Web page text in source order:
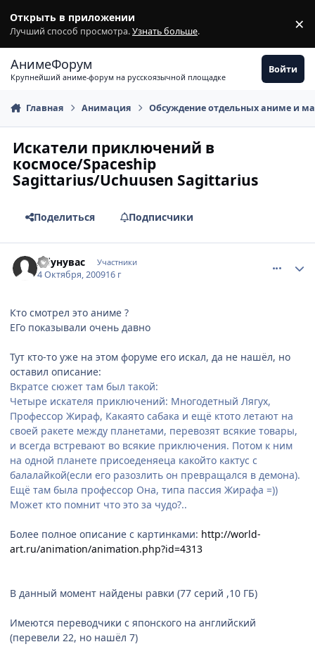
Открыть в приложении
Лучший способ просмотра.Узнать больше. ×
АнимеФорум
Крупнейший аниме-форум на русскоязычной площадке
Войти
Главная Анимация Обсуждение отдельных аниме и
Искатели приключений в
космосе/Spaceship
Sagittarius/Uchuusen Sagittarius
Поделиться Подписчики
Абунувас Участники
4 Октября, 200916 г
Кто смотрел это аниме ?
ЕГо показывали очень давно
Тут кто-то уже на этом форуме его искал, да не нашёл, но
оставил описание:
Вкратсе сюжет там был такой:
Четыре искателя приключений: Многодетный Лягух,
Профессор Жираф, Какаято сабака и ещё ктото летают на
своей ракете между планетами, перевозят всякие товары,
и всегда встревают во всякие приключения. Потом к ним
на одной планете присоеденяеца какойто кактус с
балалайкой(если его разозлить он превращался в демона).
Ещё там была профессор Она, типа пассия Жирафа =))
Может кто помнит что это за чудо?..
Более полное описание с картинками: http://world-
art.ru/animation/animation.php?id=4313
В данный момент найдены равки (77 серий ,10 ГБ)
Имеются переводчики с японского на английский
(перевели 22, но нашёл 7)